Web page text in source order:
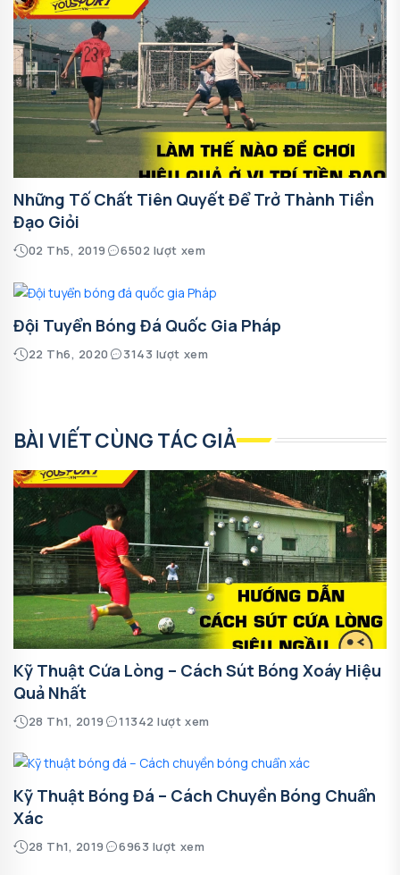
Những Tố Chất Tiên Quyết Để Trở Thành Tiền
Đạo Giỏi
02 Th5, 2019 6502 lượt xem
Đội Tuyển Bóng Đá Quốc Gia Pháp
22 Th6, 2020 3143 lượt xem
BÀI VIẾT CÙNG TÁC GIẢ
Kỹ Thuật Cứa Lòng – Cách Sút Bóng Xoáy Hiệu
Quả Nhất
28 Th1, 2019 11342 lượt xem
Kỹ Thuật Bóng Đá – Cách Chuyền Bóng Chuẩn
Xác
28 Th1, 2019 6963 lượt xem